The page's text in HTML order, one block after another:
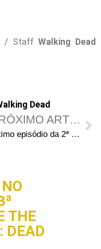
/ Staff Walking Dead
Dead
PRÓXIMO ARTIGO
Último episódio da 2ª temporada de The Walking Dead na Band não mantém ibope
THE
DEAD